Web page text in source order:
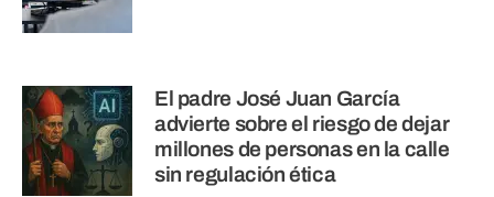
El padre José Juan García
advierte sobre el riesgo de dejar
millones de personas en la calle
sin regulación ética